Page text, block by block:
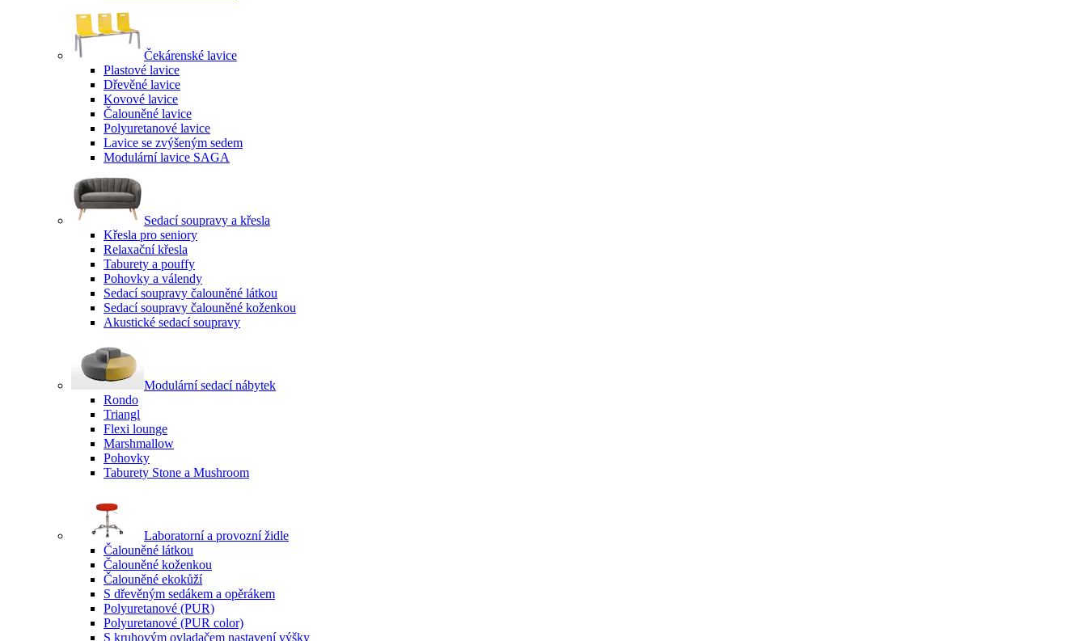
Čekárenské lavice
Plastové lavice
Dřevěné lavice
Kovové lavice
Čalouněné lavice
Polyuretanové lavice
Lavice se zvýšeným sedem
Modulární lavice SAGA
Sedací soupravy a křesla
Křesla pro seniory
Relaxační křesla
Taburety a pouffy
Pohovky a válendy
Sedací soupravy čalouněné látkou
Sedací soupravy čalouněné koženkou
Akustické sedací soupravy
Modulární sedací nábytek
Rondo
Triangl
Flexi lounge
Marshmallow
Pohovky
Taburety Stone a Mushroom
Laboratorní a provozní židle
Čalouněné látkou
Čalouněné koženkou
Čalouněné ekokůží
S dřevěným sedákem a opěrákem
Polyuretanové (PUR)
Polyuretanové (PUR color)
S kruhovým ovladačem nastavení výšky